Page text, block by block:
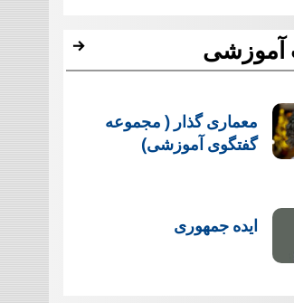
آموزشی
معماری گذار ( مجموعه
گفتگوی آموزشی)
ایده جمهوری